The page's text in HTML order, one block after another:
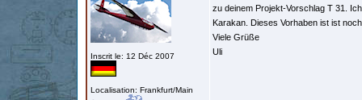
Inscrit le: 12 Déc 2007
Localisation: Frankfurt/Main
zu deinem Projekt-Vorschlag T 31.
Karakan. Dieses Vorhaben ist ist
Viele Grüße
Uli